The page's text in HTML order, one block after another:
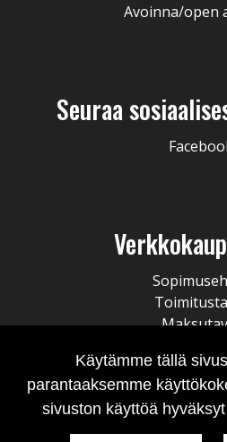
Avoinna/open
Seuraa
Tilausten
Käytämme tällä
parantaaksemme
sivuston käyttöä